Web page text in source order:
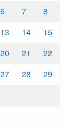
6 7
8
13 14
15
20 21
22
27 28
29